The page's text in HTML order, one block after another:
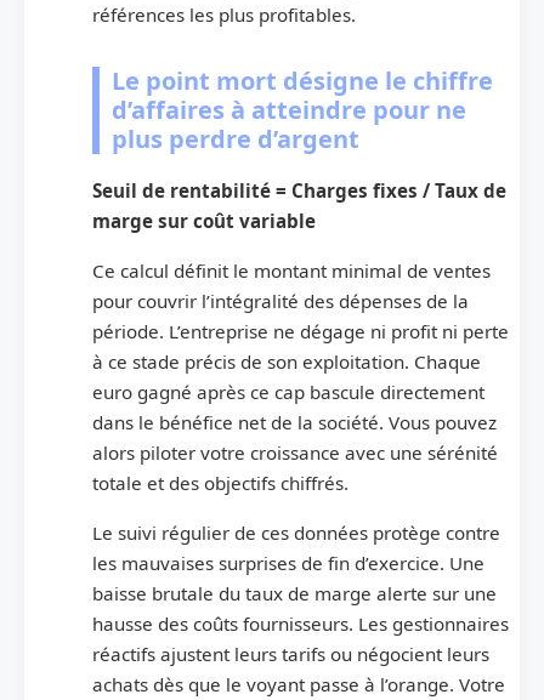
références les plus profitables.
Le point mort désigne le chiffre
d’affaires à atteindre pour ne
plus perdre d’argent
Seuil de rentabilité = Charges fixes / Taux de
marge sur coût variable
Ce calcul définit le montant minimal de ventes
pour couvrir l’intégralité des dépenses de la
période. L’entreprise ne dégage ni profit ni perte
à ce stade précis de son exploitation. Chaque
euro gagné après ce cap bascule directement
dans le bénéfice net de la société. Vous pouvez
alors piloter votre croissance avec une sérénité
totale et des objectifs chiffrés.
Le suivi régulier de ces données protège contre
les mauvaises surprises de fin d’exercice. Une
baisse brutale du taux de marge alerte sur une
hausse des coûts fournisseurs. Les gestionnaires
réactifs ajustent leurs tarifs ou négocient leurs
achats dès que le voyant passe à l’orange. Votre